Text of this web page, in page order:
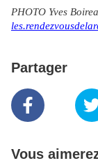
PHOTO Yves
Partager
Vous